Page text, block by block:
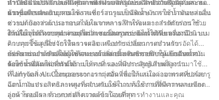
ทำให้มั่นใจได้ถึงประสิทธิภาพที่สม่ำเสมอและความน่าเชื่อถือในระยะ
ยาว
การใช้ส่วนประกอบที่มีคุณภาพ ส่งผลให้ได้ประสิทธิภาพสูงสุดและลด
ต้นทุนการดำเนินงาน
น้ำมันเป็นประจำ คอมเพรสเซอร์แบบสกรูแบบฉีดน้ำมันจึงมอบความ
น่าเชื่อถือและอายุการใช้งานที่ยาวนานเป็นพิเศษ การใช้น้ำมันหล่อลื่น
ช่วยปกป้องส่วนประกอบภายในจากการสึกหรอและการกัดกร่อน ช่วย
ให้มั่นใจได้ถึงการทำงานที่สม่ำเสมอตลอดระยะเวลาที่ยาวนาน
ความหลากหลาย: คอมเพรสเซอร์สกรูแบบฉีดน้ำมันสามารถตอบสนอง
ความต้องการด้านอากาศได้หลากหลาย ทำให้เหมาะสำหรับการใช้
งานในอุตสาหกรรมต่างๆ ไม่ว่าจะเป็นการจ่ายไฟให้กับเครื่องมือนิวแม
ติก การใช้เครื่องจักรในการผลิต หรือการจ่ายอากาศสำหรับ
กระบวนการผลิต คอมเพรสเซอร์เหล่านี้สามารถปรับให้เข้ากับความ
ต้องการที่แตกต่างกันได้
ตัวเลือกการควบคุม: คอมเพรสเซอร์สกรูแบบฉีดน้ำมันของเรามีระบบ
ควบคุมขั้นสูงที่ช่วยให้ตรวจสอบและปรับเปลี่ยนกระบวนการอัดได้
อย่างแม่นยำ ช่วยให้ผู้ใช้สามารถเพิ่มประสิทธิภาพการผลิตอากาศ
รักษาแรงดันในการทำงานให้คงที่ และลดการสูญเสียพลังงาน
ข้อพิจารณาด้านสิ่งแวดล้อม: แม้ว่าคอมเพรสเซอร์สกรูแบบฉีดน้ำมัน
จะใช้น้ำมันหล่อลื่น แต่ระบบการกรองที่มีประสิทธิภาพก็ถูกนำมาใช้
เพื่อกำจัดสิ่งปนเปื้อนออกจากอากาศอัด เพื่อให้แน่ใจว่าอากาศที่ปล่อย
ออกมาจะสะอาดและเหมาะสำหรับใช้ในการใช้งานที่มีความละเอียด
อ่อน โดยมีผลกระทบต่อสิ่งแวดล้อมน้อยที่สุด
ที่ Jinyuan Air Compressor เรามุ่งมั่นที่จะนำเสนอคอมเพรสเซอร์สกรู
ฉีดน้ำมันประสิทธิภาพสูงที่ตอบสนองความต้องการที่หลากหลายของ
ลูกค้าของเรา ด้วยการทำความเข้าใจหลักการทำงานและคุณ